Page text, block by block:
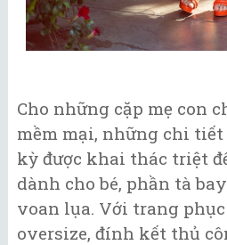
Cho những cặp mẹ con
mềm mại, những chi tiết
kỳ được khai thác triệt
dành cho bé, phần tà
voan lụa. Với trang
oversize, đính kết thủ